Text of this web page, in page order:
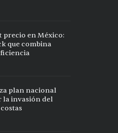
precio en México:
que combina
plan nacional
la invasión del